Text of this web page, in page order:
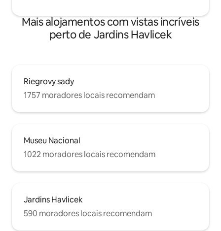
Mais alojamentos com vistas incríveis
perto de Jardins Havlicek
Riegrovy sady
1757 moradores locais recomendam
Museu Nacional
1022 moradores locais recomendam
Jardins Havlicek
590 moradores locais recomendam